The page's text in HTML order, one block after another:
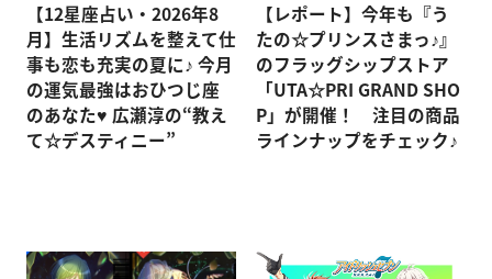
【12星座占い・2026年8
月】生活リズムを整えて仕
事も恋も充実の夏に♪ 今月
の運気最強はおひつじ座
のあなた♥ 広瀬淳の“教え
て☆デスティニー”
【レポート】今年も『う
たの☆プリンスさまっ♪』
のフラッグシップストア
「UTA☆PRI GRAND SHO
P」が開催！ 注目の商品
ラインナップをチェック♪